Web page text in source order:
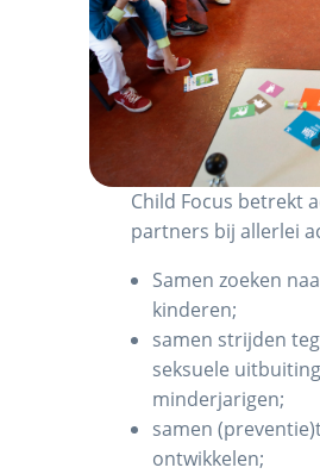
Child Focus betrekt
partners bij allerlei
Samen zoeken
kinderen;
samen strijden
seksuele
minderjarigen;
samen
ontwikkelen;